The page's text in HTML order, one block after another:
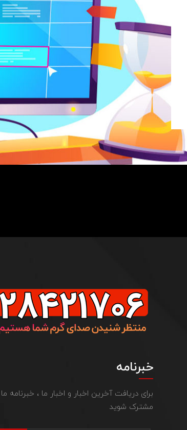
خبرنامه
برای دریافت آخرین اخبار و اخبار ما ، خبرنامه ما
مشترک شوید